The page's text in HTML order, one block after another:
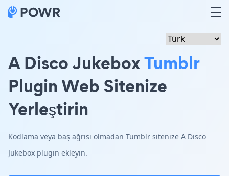
A Disco JukeboxTumblr
Plugin Web Sitenize
Yerleştirin
Kodlama veya baş ağrısı olmadan Tumblr sitenize A Disco
Jukebox plugin ekleyin.